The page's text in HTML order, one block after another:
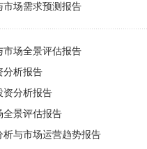
场需求预测报告
场全景评估报告
分析报告
资分析报告
全景评估报告
与市场运营趋势报告